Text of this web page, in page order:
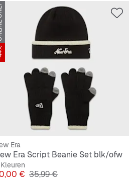
Era
Era Script Beanie Set blk/ofw
€ Originele Prijs
35,99 €